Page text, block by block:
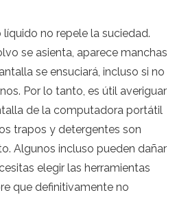
no repele la suciedad.
se asienta, aparece manchas
se ensuciará, incluso si no
Por lo tanto, es útil averiguar
de la computadora portátil
trapos y detergentes son
Algunos incluso pueden dañar
elegir las herramientas
que definitivamente no